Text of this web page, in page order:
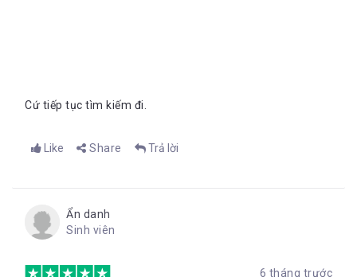
Cứ tiếp tục tìm kiếm đi.
Like Share Trả lời
Ẩn danh
Sinh viên
6 tháng trước